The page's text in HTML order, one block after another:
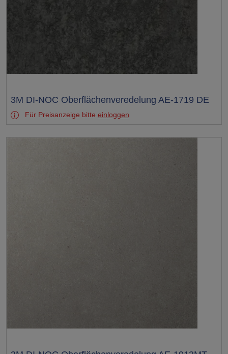
Test
3M DI-NOC Oberflächenveredelung AE-1719 DE
Für Preisanzeige bitte einloggen